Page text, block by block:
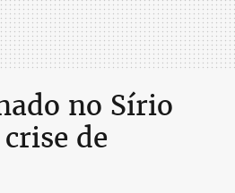
no Sírio
de